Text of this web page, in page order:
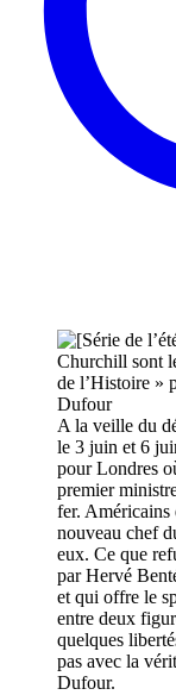
A la veille du
le 3 juin et 6
pour Londres
premier
fer.
nouveau chef
eux. Ce que
par Hervé
et qui offre le
entre deux
quelques
pas avec la
Dufour.